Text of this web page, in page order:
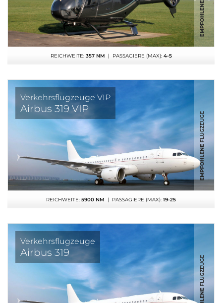
REICHWEITE: 357 NM | PASSAGIERE (MAX): 4-5
Verkehrsflugzeuge VIP
Airbus 319 VIP
REICHWEITE: 5900 NM | PASSAGIERE (MAX): 19-25
Verkehrsflugzeuge
Airbus 319